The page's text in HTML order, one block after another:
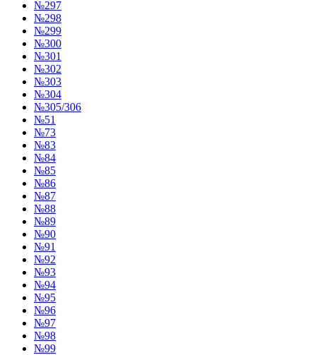
№297
№298
№299
№300
№301
№302
№303
№304
№305/306
№51
№73
№83
№84
№85
№86
№87
№88
№89
№90
№91
№92
№93
№94
№95
№96
№97
№98
№99